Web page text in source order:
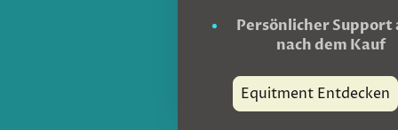
Persönlicher Support
nach dem Kauf
Equitment Entdecken